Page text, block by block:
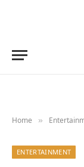
Home »
ENTERTAINMENT